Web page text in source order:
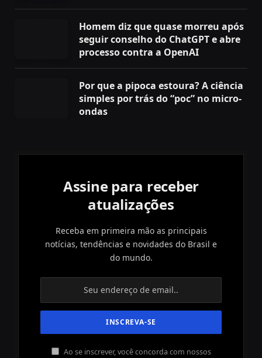
Homem diz que quase morreu após
seguir conselho do ChatGPT e abre
processo contra a OpenAI
Por que a pipoca estoura? A ciência
simples por trás do “poc” no micro-
ondas
Assine para receber
atualizações
Receba em primeira mão as principais
notícias, tendências e novidades do Brasil e
do mundo.
Ao se inscrever, você concorda com nossos